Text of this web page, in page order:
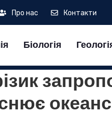
Про нас Контакти
Біологія